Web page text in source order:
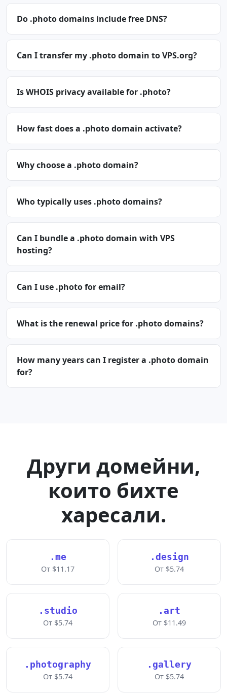
Do .photo domains include free DNS?
Can I transfer my .photo domain to VPS.org?
Is WHOIS privacy available for .photo?
How fast does a .photo domain activate?
Why choose a .photo domain?
Who typically uses .photo domains?
Can I bundle a .photo domain with VPS
hosting?
Can I use .photo for email?
What is the renewal price for .photo domains?
How many years can I register a .photo domain
for?
Други домейни,
които бихте
харесали.
.me
От $11.17
.design
От $5.74
.studio
От $5.74
.art
От $11.49
.photography
От $5.74
.gallery
От $5.74